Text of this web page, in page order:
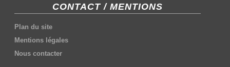
CONTACT / MENTIONS
Plan du site
Mentions légales
Nous contacter